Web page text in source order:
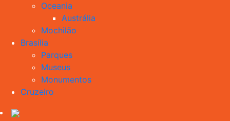
Oceania
Austrália
Mochilão
Brasília
Parques
Museus
Monumentos
Cruzeiro